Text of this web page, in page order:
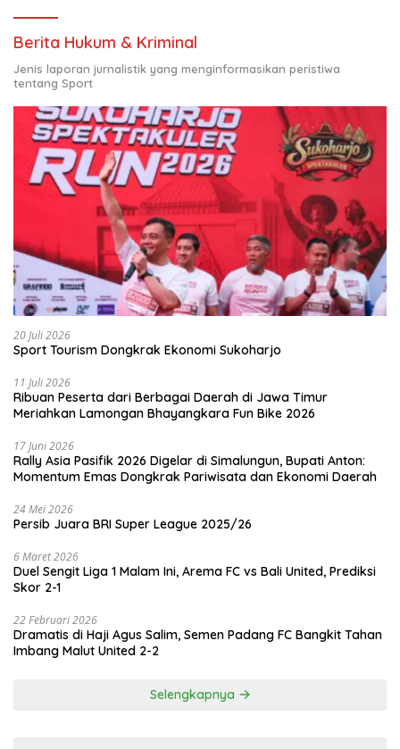
Berita Hukum & Kriminal
Jenis laporan jurnalistik yang menginformasikan peristiwa
tentang Sport
20 Juli 2026
Sport Tourism Dongkrak Ekonomi Sukoharjo
11 Juli 2026
Ribuan Peserta dari Berbagai Daerah di Jawa Timur
Meriahkan Lamongan Bhayangkara Fun Bike 2026
17 Juni 2026
Rally Asia Pasifik 2026 Digelar di Simalungun, Bupati Anton:
Momentum Emas Dongkrak Pariwisata dan Ekonomi Daerah
24 Mei 2026
Persib Juara BRI Super League 2025/26
6 Maret 2026
Duel Sengit Liga 1 Malam Ini, Arema FC vs Bali United, Prediksi
Skor 2-1
22 Februari 2026
Dramatis di Haji Agus Salim, Semen Padang FC Bangkit Tahan
Imbang Malut United 2-2
Selengkapnya